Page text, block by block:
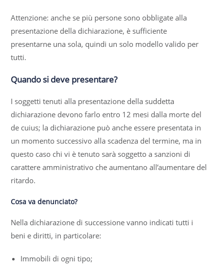
Attenzione: anche se più persone sono obbligate alla
presentazione della dichiarazione, è sufficiente
presentarne una sola, quindi un solo modello valido per
tutti.
Quando si deve presentare?
I soggetti tenuti alla presentazione della suddetta
dichiarazione devono farlo entro 12 mesi dalla morte del
de cuius; la dichiarazione può anche essere presentata in
un momento successivo alla scadenza del termine, ma in
questo caso chi vi è tenuto sarà soggetto a sanzioni di
carattere amministrativo che aumentano all’aumentare del
ritardo.
Cosa va denunciato?
Nella dichiarazione di successione vanno indicati tutti i
beni e diritti, in particolare:
Immobili di ogni tipo;